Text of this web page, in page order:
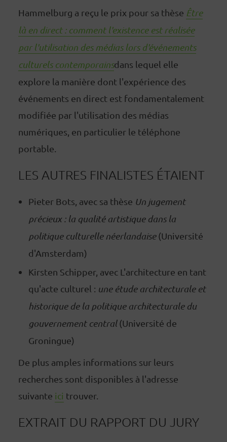
Hammelburg a reçu le prix pour sa thèse Être
là en direct : comment l'existence est réalisée
par l'utilisation des médias lors d'événements
culturels contemporainsdans lequel elle
explore la manière dont l'expérience des
événements en direct est fondamentalement
modifiée par l'utilisation des médias
numériques, en particulier le téléphone
portable.
LES AUTRES FINALISTES ÉTAIENT
Pieter Bots, avec sa thèse Un jugement
précieux : la qualité artistique dans la
politique culturelle néerlandaise(Université
d'Amsterdam)
Kirsten Schipper, avec L'architecture en tant
qu'acte culturel : une étude architecturale et
historique de la politique architecturale du
gouvernement central(Université de
Groningue)
De plus amples informations sur leurs
recherches sont disponibles à l'adresse
suivante ici trouver.
EXTRAIT DU RAPPORT DU JURY